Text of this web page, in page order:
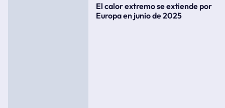
El calor extremo se extiende por
Europa en junio de 2025